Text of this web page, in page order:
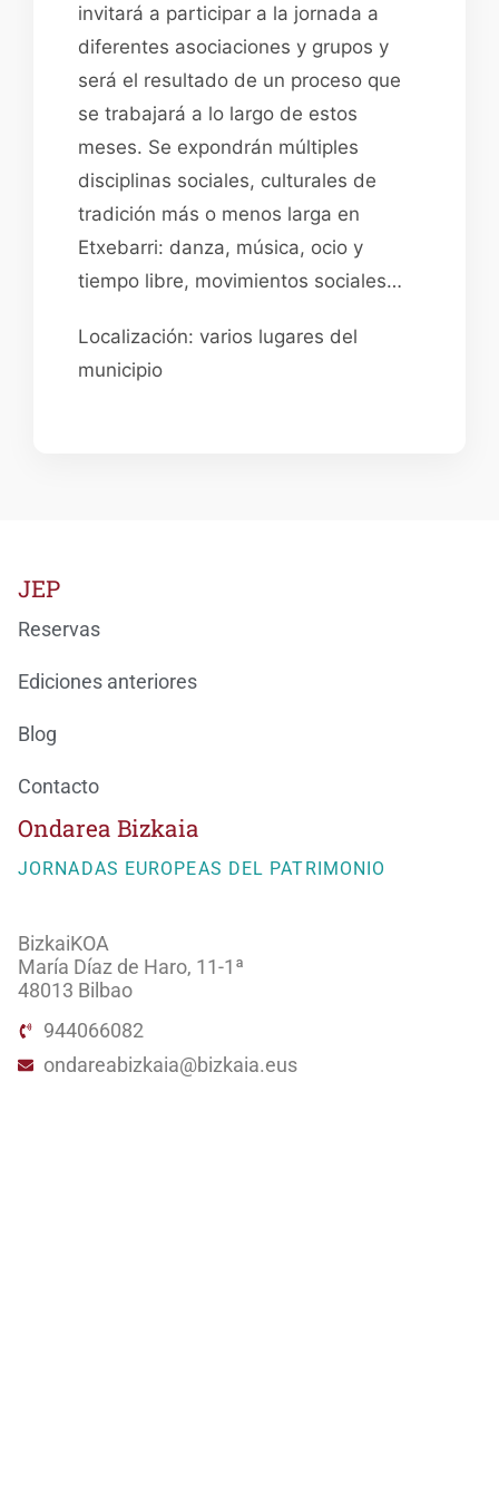
invitará a participar a la jornada a
diferentes asociaciones y grupos y
será el resultado de un proceso que
se trabajará a lo largo de estos
meses. Se expondrán múltiples
disciplinas sociales, culturales de
tradición más o menos larga en
Etxebarri: danza, música, ocio y
tiempo libre, movimientos sociales…
Localización: varios lugares del
municipio
Ondarea Bizkaia
JORNADAS EUROPEAS DEL PATRIMONIO
BizkaiKOA
María Díaz de Haro, 11-1ª
48013 Bilbao
944066082
ondareabizkaia@bizkaia.eus
JEP
Reservas
Ediciones anteriores
Blog
Contacto